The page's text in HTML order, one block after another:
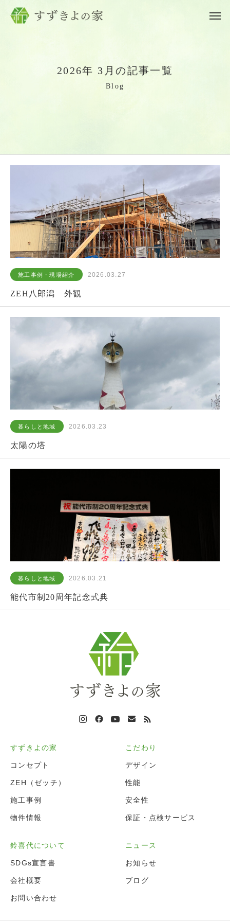
2026年 3 月の記事一 覧
Bl og
施工事例・現場紹介 2026.03.27
ZEH八郎潟 外観
暮らしと地域 2026.03.23
太陽の塔
暮らしと地域 2026.03.21
能代市制20周年記念式典
すずきよの家
コンセプト
ZEH（ゼッチ）
施工事例
物件情報
こだわり
デザイン
性能
安全性
保証・点検サービス
鈴喜代について
SDGs宣言書
会社概要
お問い合わせ
ニュース
お知らせ
ブログ